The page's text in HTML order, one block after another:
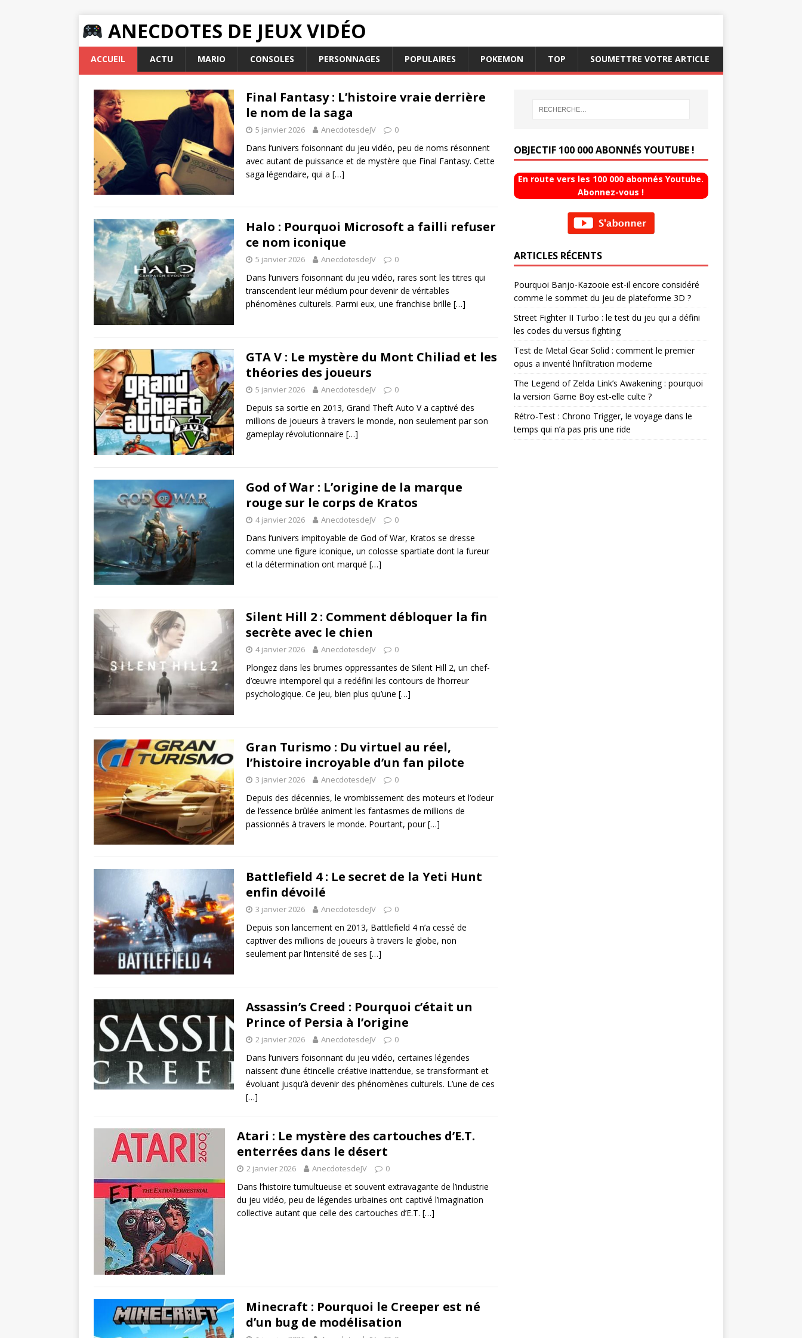
ANECDOTES DE JEUX VIDÉO
ACCUEIL ACTU MARIO CONSOLES PERSONNAGES POPULAIRES POKEMON TOP SOUMETTRE VOTRE ARTICLE
Final Fantasy : L’histoire vraie derrière
le nom de la saga
5 janvier 2026 AnecdotesdeJV 0
Dans l’univers foisonnant du jeu vidéo, peu de noms résonnent
avec autant de puissance et de mystère que Final Fantasy. Cette
saga légendaire, qui a […]
Halo : Pourquoi Microsoft a failli refuser
ce nom iconique
5 janvier 2026 AnecdotesdeJV 0
Dans l’univers foisonnant du jeu vidéo, rares sont les titres qui
transcendent leur médium pour devenir de véritables
phénomènes culturels. Parmi eux, une franchise brille […]
GTA V : Le mystère du Mont Chiliad et les
théories des joueurs
5 janvier 2026 AnecdotesdeJV 0
Depuis sa sortie en 2013, Grand Theft Auto V a captivé des
millions de joueurs à travers le monde, non seulement par son
gameplay révolutionnaire […]
God of War : L’origine de la marque
rouge sur le corps de Kratos
4 janvier 2026 AnecdotesdeJV 0
Dans l’univers impitoyable de God of War, Kratos se dresse
comme une figure iconique, un colosse spartiate dont la fureur
et la détermination ont marqué […]
Silent Hill 2 : Comment débloquer la fin
secrète avec le chien
4 janvier 2026 AnecdotesdeJV 0
Plongez dans les brumes oppressantes de Silent Hill 2, un chef-
d’œuvre intemporel qui a redéfini les contours de l’horreur
psychologique. Ce jeu, bien plus qu’une […]
Gran Turismo : Du virtuel au réel,
l’histoire incroyable d’un fan pilote
3 janvier 2026 AnecdotesdeJV 0
Depuis des décennies, le vrombissement des moteurs et l’odeur
de l’essence brûlée animent les fantasmes de millions de
passionnés à travers le monde. Pourtant, pour[…]
Battlefield 4 : Le secret de la Yeti Hunt
enfin dévoilé
3 janvier 2026 AnecdotesdeJV 0
Depuis son lancement en 2013, Battlefield 4 n’a cessé de
captiver des millions de joueurs à travers le globe, non
seulement par l’intensité de ses […]
Assassin’s Creed : Pourquoi c’était un
Prince of Persia à l’origine
2 janvier 2026 AnecdotesdeJV 0
Dans l’univers foisonnant du jeu vidéo, certaines légendes
naissent d’une étincelle créative inattendue, se transformant et
évoluant jusqu’à devenir des phénomènes culturels. L’une de ces
[…]
Atari : Le mystère des cartouches d’E.T.
enterrées dans le désert
2 janvier 2026 AnecdotesdeJV 0
Dans l’histoire tumultueuse et souvent extravagante de l’industrie
du jeu vidéo, peu de légendes urbaines ont captivé l’imagination
collective autant que celle des cartouches d’E.T. […]
Minecraft : Pourquoi le Creeper est né
d’un bug de modélisation
OBJECTIF 100 000 ABONNÉS YOUTUBE !
En route vers les 100 000 abonnés Youtube.
Abonnez-vous !
ARTICLES RÉCENTS
Pourquoi Banjo-Kazooie est-il encore considéré
comme le sommet du jeu de plateforme 3D ?
Street Fighter II Turbo : le test du jeu qui a défini
les codes du versus fighting
Test de Metal Gear Solid : comment le premier
opus a inventé l’infiltration moderne
The Legend of Zelda Link’s Awakening : pourquoi
la version Game Boy est-elle culte ?
Rétro-Test : Chrono Trigger, le voyage dans le
temps qui n’a pas pris une ride